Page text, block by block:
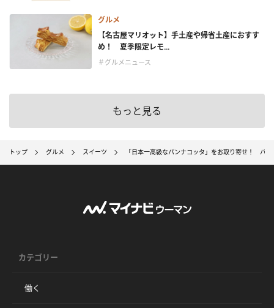
グルメ
【名古屋マリオット】手土産や帰省土産におすす
め！ 夏季限定レモ...
＃グルメニュース
もっと見る
トップ グルメ スイーツ 「日本一高級なパンナコッタ」をお取り寄せ！ パ
カテゴリー
働く